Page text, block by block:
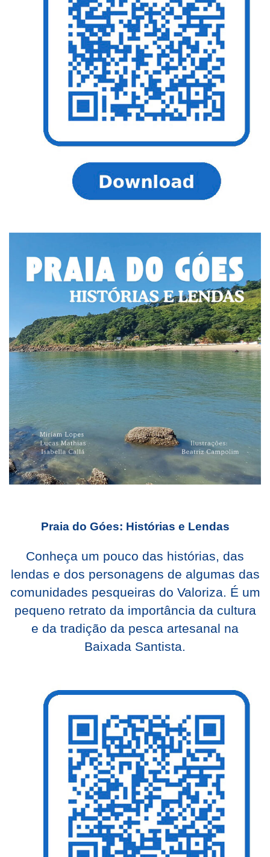
Praia do Góes: Histórias e Lendas
Conheça um pouco das histórias, das
lendas e dos personagens de algumas das
comunidades pesqueiras do Valoriza. É um
pequeno retrato da importância da cultura
e da tradição da pesca artesanal na
Baixada Santista.